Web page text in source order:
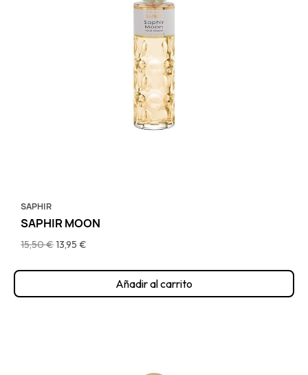
SAPHIR
SAPHIR MOON
15,50 €13,95 €
Añadir al carrito